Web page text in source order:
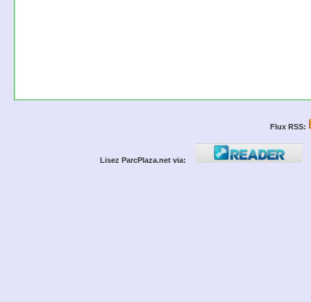
Flux RSS:
Lisez ParcPlaza.net via: